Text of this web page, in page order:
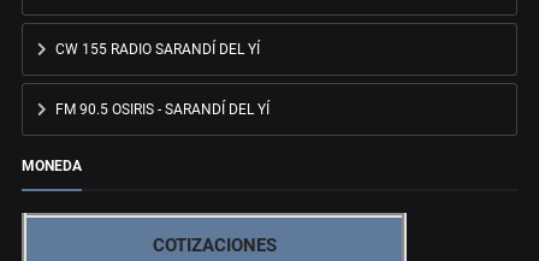
CW 155 RADIO SARANDÍ DEL YÍ
FM 90.5 OSIRIS - SARANDÍ DEL YÍ
MONEDA
COTIZACIONES